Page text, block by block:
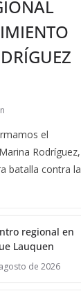
el
Rodríguez,
batalla contra la
regional en
Lauquen
de 2026